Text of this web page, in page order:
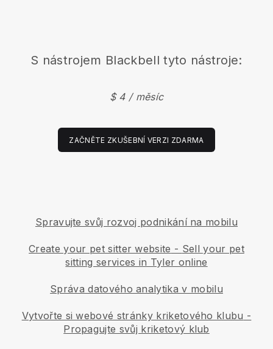
S nástrojem Blackbell tyto nástroje:
$ 4 / měsíc
ZAČNĚTE ZKUŠEBNÍ VERZI ZDARMA
Spravujte svůj rozvoj podnikání na mobilu
Create your pet sitter website - Sell your pet
sitting services in Tyler online
Správa datového analytika v mobilu
Vytvořte si webové stránky kriketového klubu -
Propagujte svůj kriketový klub